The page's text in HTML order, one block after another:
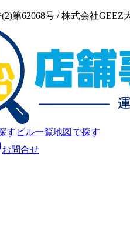
第62068号 /株式会社GEEZ
す ビル一覧地図で探す
お問合せ